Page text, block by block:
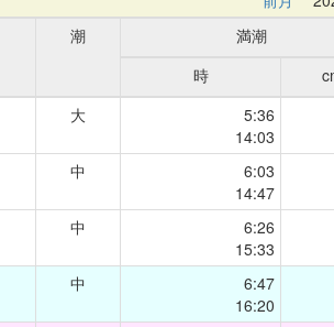
潮 満潮
時
大
5:36
14:03
中
6:03
14:47
中
6:26
15:33
中
6:47
16:20